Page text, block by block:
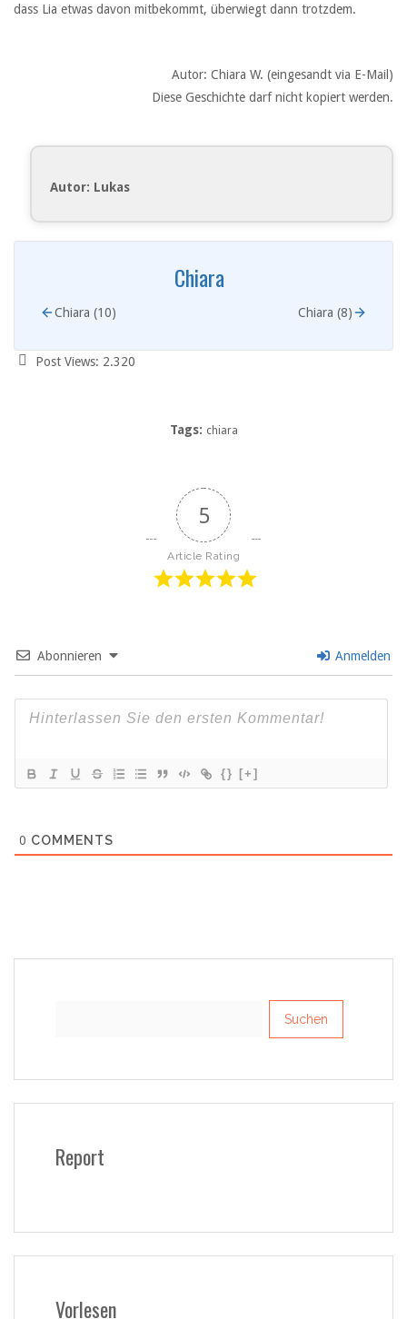
dass Lia etwas davon mitbekommt, überwiegt dann trotzdem.
Autor: Chiara W. (eingesandt via E-Mail)
Diese Geschichte darf nicht kopiert werden.
Autor: Lukas
Chiara
Chiara (10) Chiara (8)
Post Views: 2.320
Tags: chiara
5
Article Rating
Abonnieren Anmelden
{} [+]
0 COMMENTS
Report
Vorlesen